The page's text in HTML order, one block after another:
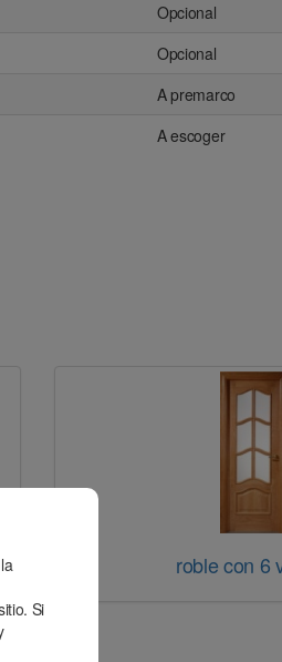
Opcional
Opcional
A premarco
A escoger
roble con 6
Si